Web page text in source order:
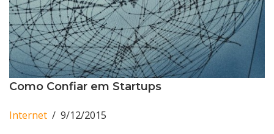
Como Confiar em Startups
Internet 9/12/2015